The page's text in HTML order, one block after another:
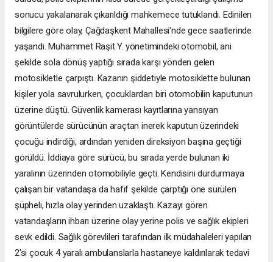
sonucu yakalanarak çıkarıldığı mahkemece tutuklandı. Edinilen
bilgilere göre olay, Çağdaşkent Mahallesi'nde gece saatlerinde
yaşandı. Muhammet Raşit Y. yönetimindeki otomobil, ani
şekilde sola dönüş yaptığı sırada karşı yönden gelen
motosikletle çarpıştı. Kazanın şiddetiyle motosiklette bulunan
kişiler yola savrulurken, çocuklardan biri otomobilin kaputunun
üzerine düştü. Güvenlik kamerası kayıtlarına yansıyan
görüntülerde sürücünün araçtan inerek kaputun üzerindeki
çocuğu indirdiği, ardından yeniden direksiyon başına geçtiği
görüldü. İddiaya göre sürücü, bu sırada yerde bulunan iki
yaralının üzerinden otomobiliyle geçti. Kendisini durdurmaya
çalışan bir vatandaşa da hafif şekilde çarptığı öne sürülen
şüpheli, hızla olay yerinden uzaklaştı. Kazayı gören
vatandaşların ihbarı üzerine olay yerine polis ve sağlık ekipleri
sevk edildi. Sağlık görevlileri tarafından ilk müdahaleleri yapılan
2'si çocuk 4 yaralı ambulanslarla hastaneye kaldırılarak tedavi